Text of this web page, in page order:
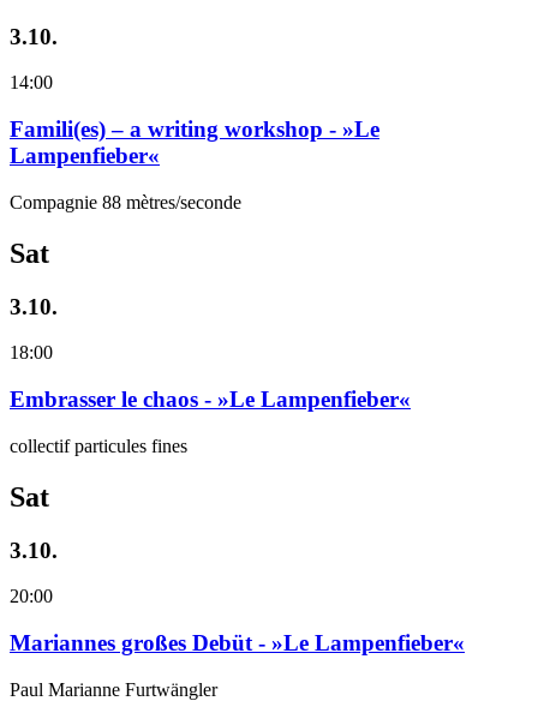
3.10.
14:00
Famili(es) – a writing workshop - »Le
Lampenfieber«
Compagnie 88 mètres/seconde
Sat
3.10.
18:00
Embrasser le chaos - »Le Lampenfieber«
collectif particules fines
Sat
3.10.
20:00
Mariannes großes Debüt - »Le Lampenfieber«
Paul Marianne Furtwängler